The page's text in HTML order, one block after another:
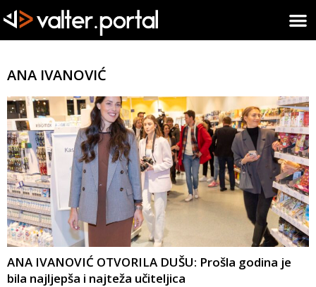
ANA IVANOVIĆ
ANA IVANOVIĆ OTVORILA DUŠU: Prošla godina je
bila najljepša i najteža učiteljica